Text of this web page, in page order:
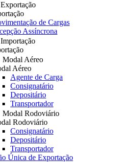
de Cargas
Assíncrona
Modal Aéreo
Aéreo
Agente de Carga
Consignatário
Depositário
Transportador
Modal Rodoviário
Rodoviário
Consignatário
Depositário
Transportador
Única de Exportação